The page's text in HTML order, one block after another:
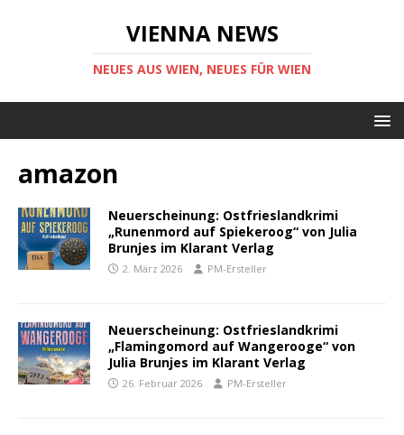
VIENNA NEWS
NEUES AUS WIEN, NEUES FÜR WIEN
amazon
Neuerscheinung: Ostfrieslandkrimi
„Runenmord auf Spiekeroog“ von Julia
Brunjes im Klarant Verlag
2. März 2026 PM-Ersteller
Neuerscheinung: Ostfrieslandkrimi
„Flamingomord auf Wangerooge“ von
Julia Brunjes im Klarant Verlag
26. Februar 2026 PM-Ersteller